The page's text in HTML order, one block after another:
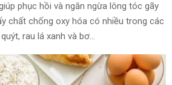
phục hồi và ngăn ngừa lông tóc gãy
chất chống oxy hóa có nhiều trong các
rau lá xanh và bơ…